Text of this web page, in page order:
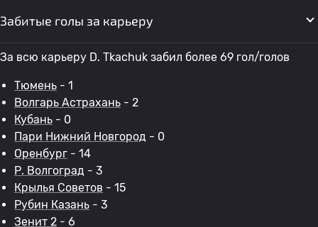
Забитые голы за карьеру
За всю карьеру D. Tkachuk забил более 69 гол/голов
Тюмень - 1
Волгарь Астрахань - 2
Кубань - 0
Пари Нижний Новгород - 0
Оренбург - 14
Р. Волгоград - 3
Крылья Советов - 15
Рубин Казань - 3
Зенит 2 - 6